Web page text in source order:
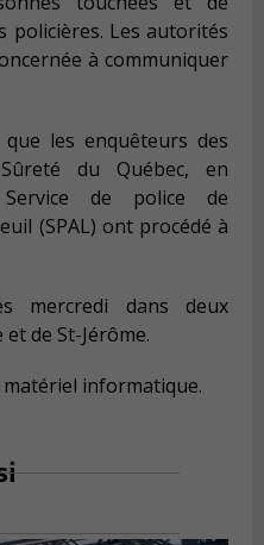
policières. Les autorités
à communiquer
les enquêteurs des
du Québec, en
de police de
(SPAL) ont procédé à
mercredi dans deux
de St-Jérôme.
informatique.